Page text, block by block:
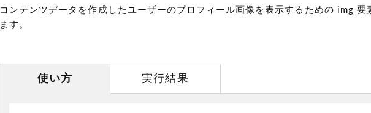
コンテンツデータを作成したユーザーのプロフィール画像を表示するための img 要
ます。
使い方 実行結果